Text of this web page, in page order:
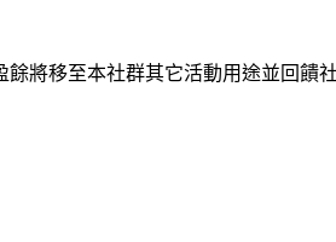
將移至本社群其它活動用途並回饋